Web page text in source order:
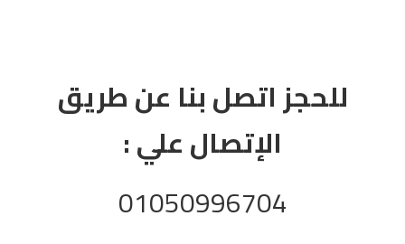
للحجز اتصل بنا عن طريق
الإتصال علي :
01050996704